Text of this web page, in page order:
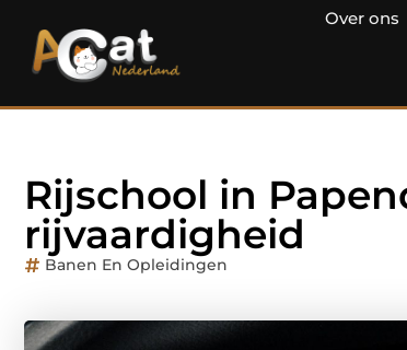
Over ons
Rijschool in
rijvaardigheid
Banen En Opleidingen